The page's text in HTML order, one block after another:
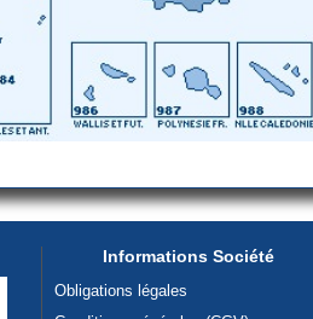
Informations Société
Obligations légales